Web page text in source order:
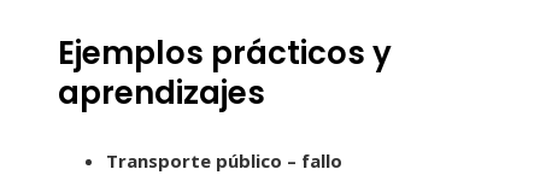
Ejemplos prácticos y
aprendizajes
Transporte público – fallo